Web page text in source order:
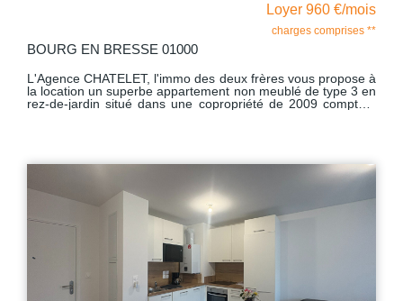
Loyer 960 €/mois
charges comprises **
BOURG EN BRESSE 01000
L'Agence CHATELET, l'immo des deux frères vous propose à
la location un superbe appartement non meublé de type 3 en
rez-de-jardin situé dans une copropriété de 2009 comptant
profiter des beaux jours, une cuisine équipée et aménagée
(four, plaque et lave-vaisselle), un W.C indépendant, une
salle de bains avec emplacement machine à laver, un
dégagement et deux grandes chambres dont l'une avec un
placard mural. Avec comme dépendance : un grand garage
fermé de 33.06 m2 en sous-sol. Le chauffage est individuel
électrique avec production d'eau chaude par cumulus. L'eau
froide est comprise dans les charges. L'emplacement de ce
logement est idéal en vous donnant accès à toutes les
commodités (station service, épicerie, pharmacie, etc.). Libre
au 24/10/2026